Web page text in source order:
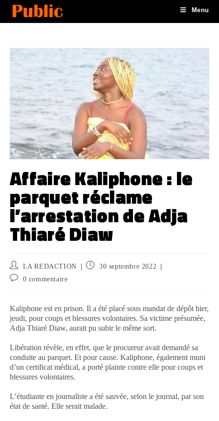
Menu
Affaire Kaliphone : le
parquet réclame
l’arrestation de Adja
Thiaré Diaw
LA REDACTION
30 septembre 2022
0 commentaire
Kaliphone est en prison. Il a été placé sous mandat de dépôt hier,
jeudi, pour coups et blessures volontaires. Sa victime présumée,
Adja Thiaré Diaw, aurait pu subir le même sort.
Libération révèle, en effet, que le procureur avait demandé sa
conduite au parquet. Et pour cause. Kaliphone, également muni
d’un certificat médical, a porté plainte contre elle pour coups et
blessures volontaires.
L’étudiante en journaliste a été sauvée, selon le journal, par son
état de santé. Elle serait malade.